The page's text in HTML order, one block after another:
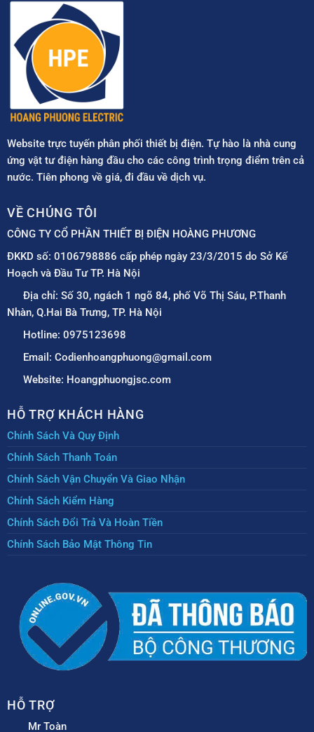
Website trực tuyến phân phối thiết bị điện. Tự hào là nhà cung
ứng vật tư điện hàng đầu cho các công trình trọng điểm trên cả
nước. Tiên phong về giá, đi đầu về dịch vụ.
VỀ CHÚNG TÔI
CÔNG TY CỔ PHẦN THIẾT BỊ ĐIỆN HOÀNG PHƯƠNG
ĐKKD số: 0106798886 cấp phép ngày 23/3/2015 do Sở Kế
Hoạch và Đầu Tư TP. Hà Nội
Địa chỉ: Số 30, ngách 1 ngõ 84, phố Võ Thị Sáu, P.Thanh
Nhàn, Q.Hai Bà Trưng, TP. Hà Nội
Hotline: 0975123698
Email: Codienhoangphuong@gmail.com
Website: Hoangphuongjsc.com
HỖ TRỢ KHÁCH HÀNG
Chính Sách Và Quy Định
Chính Sách Thanh Toán
Chính Sách Vận Chuyển Và Giao Nhận
Chính Sách Kiểm Hàng
Chính Sách Đổi Trả Và Hoàn Tiền
Chính Sách Bảo Mật Thông Tin
HỖ TRỢ
Mr Toàn